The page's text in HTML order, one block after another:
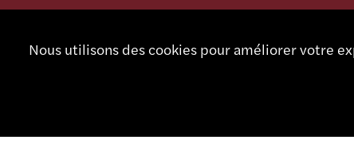
Rue
Suisse
Nous utilisons des cookies pour améliorer votre